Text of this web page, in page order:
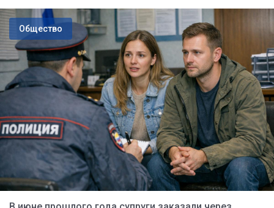
Общество